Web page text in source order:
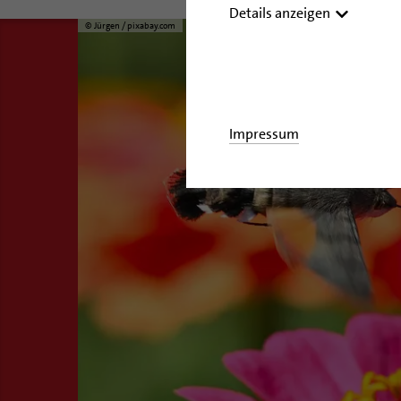
Details anzeigen
Impressum
© Jürgen / pixabay.com